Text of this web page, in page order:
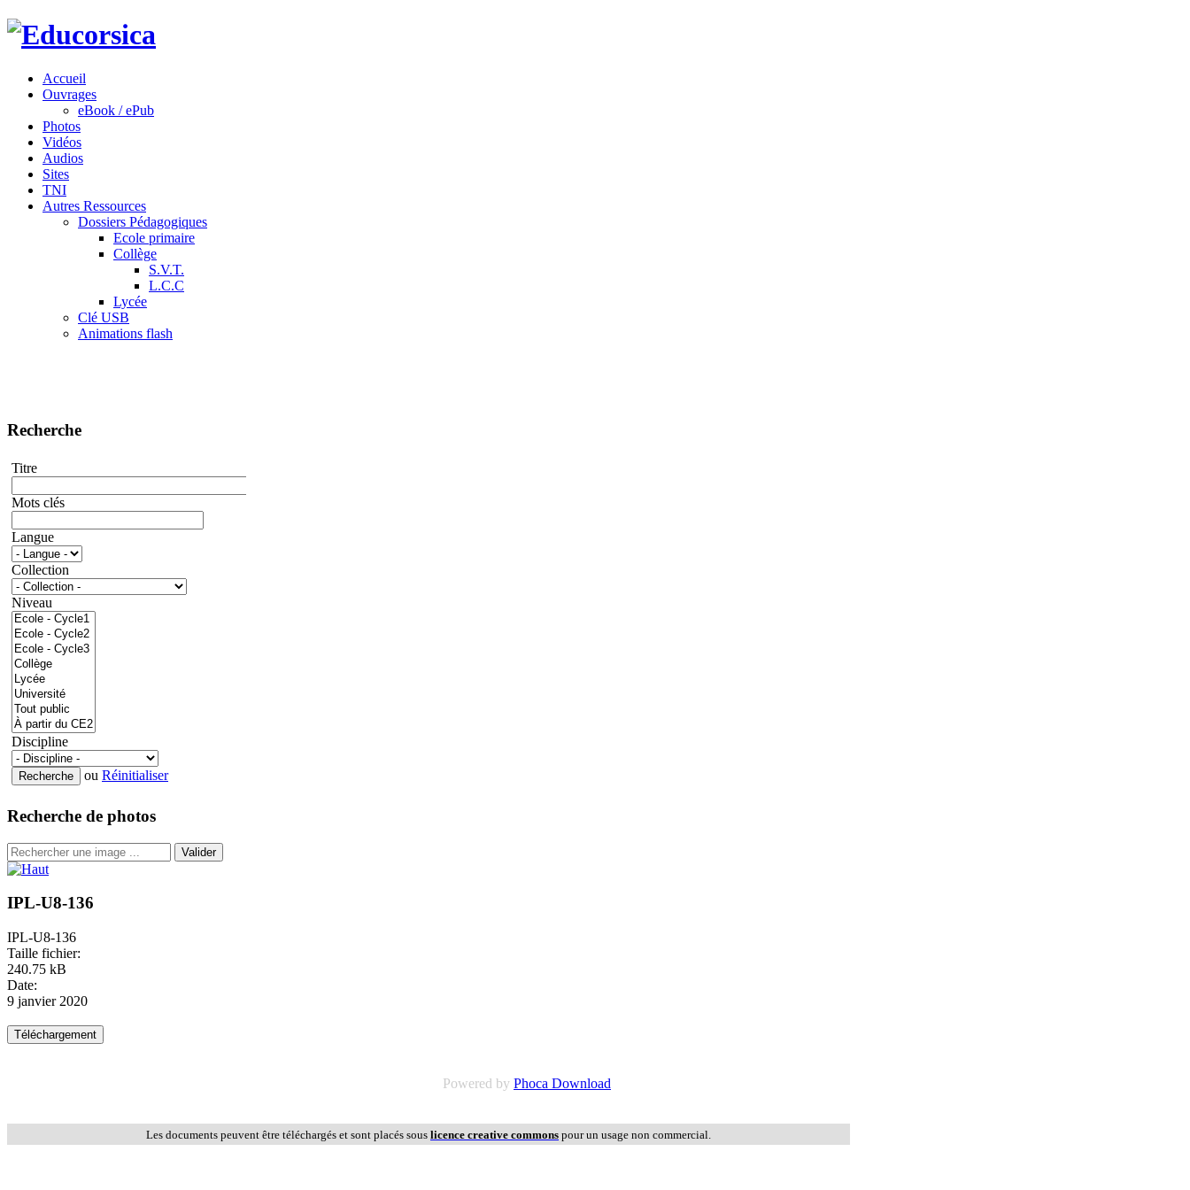
Accueil
Ouvrages
eBook / ePub
Photos
Vidéos
Audios
Sites
TNI
Autres Ressources
Dossiers Pédagogiques
Ecole primaire
Collège
S.V.T.
L.C.C
Lycée
Clé USB
Animations flash
Recherche
Titre
Mots clés
Langue
Collection
Niveau
Discipline
ou Réinitialiser
Recherche de photos
Valider
IPL-U8-136
IPL-U8-136
Taille fichier:
240.75 kB
Date:
9 janvier 2020
Powered by Phoca Download
Les documents peuvent être téléchargés et sont placés sous licence creative commons pour un usage non commercial.